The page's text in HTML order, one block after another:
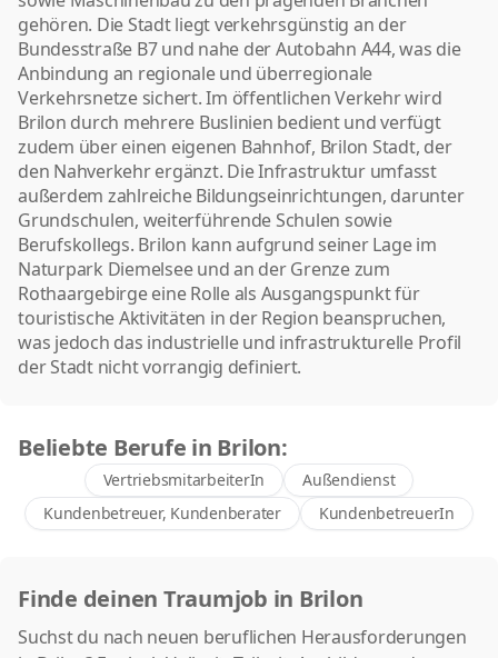
gehören. Die Stadt liegt verkehrsgünstig an der
Bundesstraße B7 und nahe der Autobahn A44, was die
Anbindung an regionale und überregionale
Verkehrsnetze sichert. Im öffentlichen Verkehr wird
Brilon durch mehrere Buslinien bedient und verfügt
zudem über einen eigenen Bahnhof, Brilon Stadt, der
den Nahverkehr ergänzt. Die Infrastruktur umfasst
außerdem zahlreiche Bildungseinrichtungen, darunter
Grundschulen, weiterführende Schulen sowie
Berufskollegs. Brilon kann aufgrund seiner Lage im
Naturpark Diemelsee und an der Grenze zum
Rothaargebirge eine Rolle als Ausgangspunkt für
touristische Aktivitäten in der Region beanspruchen,
was jedoch das industrielle und infrastrukturelle Profil
der Stadt nicht vorrangig definiert.
Beliebte Berufe in Brilon:
VertriebsmitarbeiterIn
Außendienst
Kundenbetreuer, Kundenberater
KundenbetreuerIn
Finde deinen Traumjob in Brilon
Suchst du nach neuen beruflichen Herausforderungen